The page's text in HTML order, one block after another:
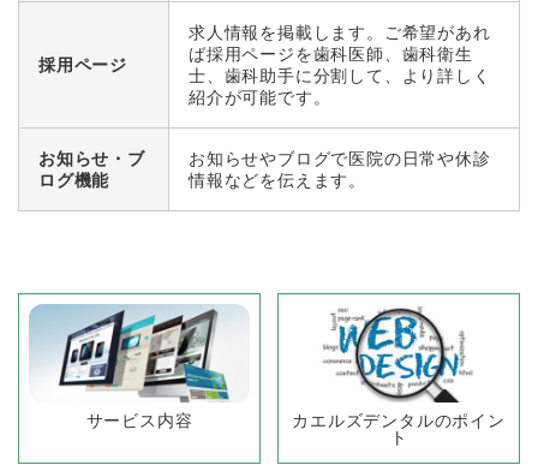
採用ページ
求人情報を掲載します。ご希望があれ
ば採用ページを歯科医師、歯科衛生
士、歯科助手に分割して、より詳しく
紹介が可能です。
お知らせ・ブ
ログ機能
お知らせやブログで医院の日常や休診
情報などを伝えます。
サービス内容
カエルズデンタルのポイン
ト